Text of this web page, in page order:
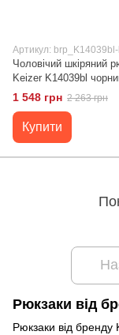
Артикул:
Чоловічий шкіряний
Keizer K14039bl
відділення,
регульований ремінь
1 548 грн 2 263 грн
Купити
Рюкзаки від
Рюкзаки від